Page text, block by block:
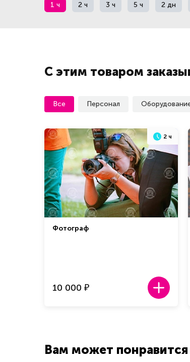
1 ч 2 ч 3 ч 5 ч 2 дн
С этим товаром
Все Персонал
2 ч
Фотограф
10 000 ₽
Вам может понравится